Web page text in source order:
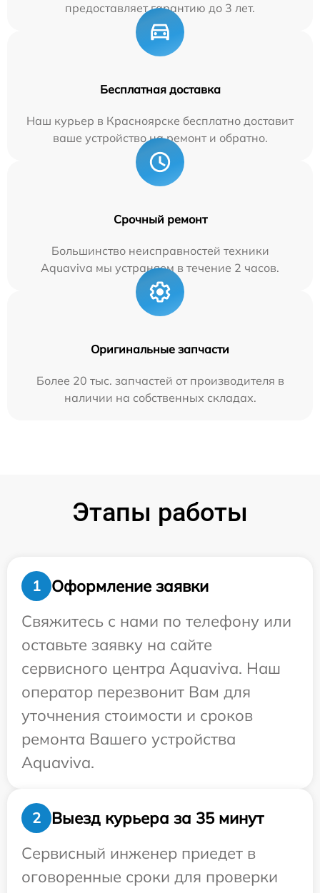
предоставляет гарантию до 3 лет.
Бесплатная доставка
Наш курьер в Красноярске бесплатно доставит
ваше устройство на ремонт и обратно.
Срочный ремонт
Большинство неисправностей техники
Aquaviva мы устраняем в течение 2 часов.
Оригинальные запчасти
Более 20 тыс. запчастей от производителя в
наличии на собственных складах.
Этапы работы
1
Оформление заявки
Свяжитесь с нами по телефону или
оставьте заявку на сайте
сервисного центра Aquaviva. Наш
оператор перезвонит Вам для
уточнения стоимости и сроков
ремонта Вашего устройства
Aquaviva.
2
Выезд курьера за 35 минут
Сервисный инженер приедет в
оговоренные сроки для проверки